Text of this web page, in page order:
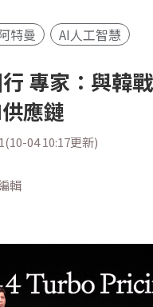
特曼 AI人工智慧
專家：與韓
應鏈
04 10:17更新)
輯